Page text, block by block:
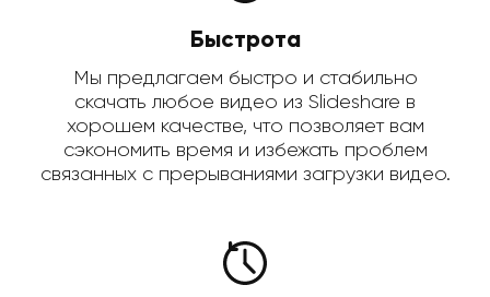
Быстрота
Мы предлагаем быстро и стабильно
скачать любое видео из Slideshare в
хорошем качестве, что позволяет вам
сэкономить время и избежать проблем
связанных с прерываниями загрузки видео.